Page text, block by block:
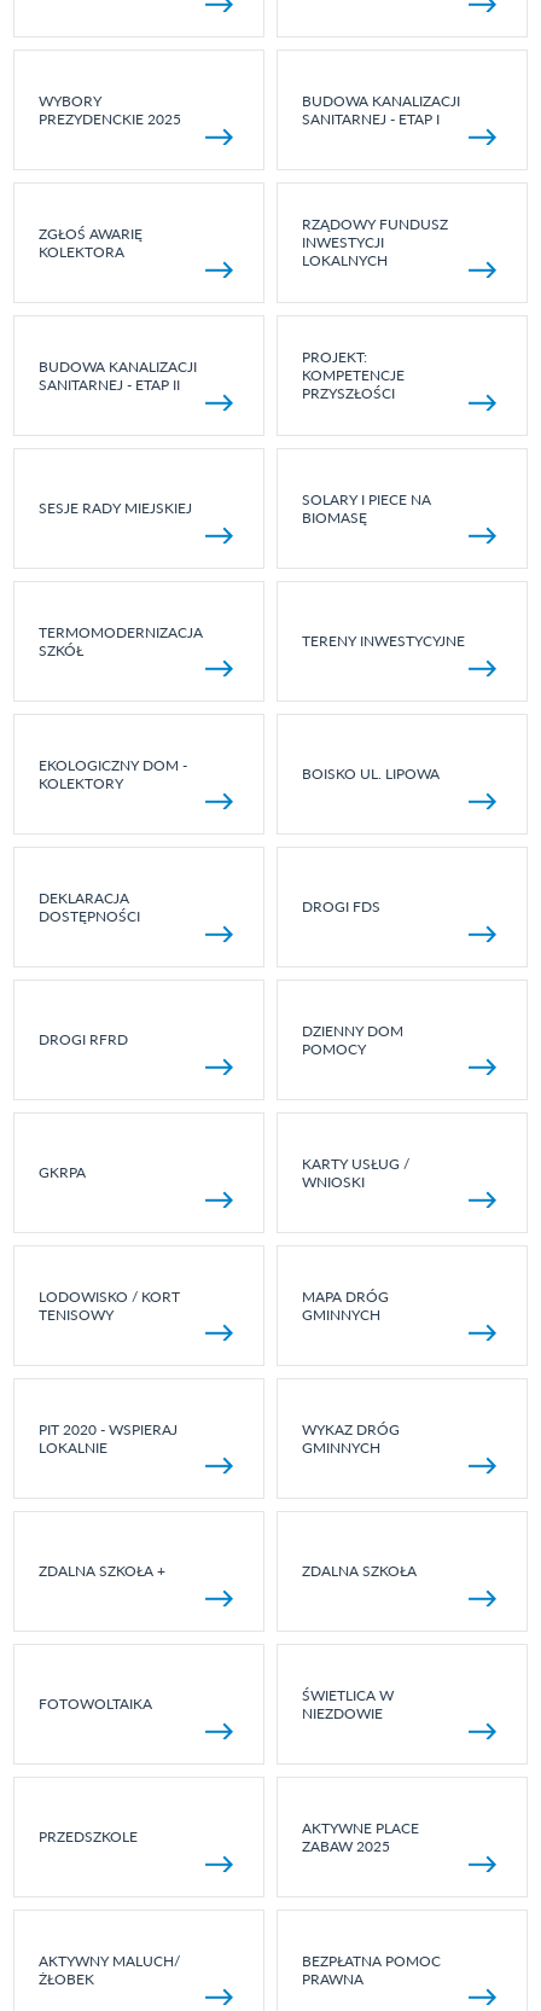
WYBORY
PREZYDENCKIE 2025
BUDOWA KANALIZACJI
SANITARNEJ - ETAP I
ZGŁOŚ AWARIĘ
KOLEKTORA
RZĄDOWY FUNDUSZ
INWESTYCJI
LOKALNYCH
BUDOWA KANALIZACJI
SANITARNEJ - ETAP II
PROJEKT:
KOMPETENCJE
PRZYSZŁOŚCI
SESJE RADY MIEJSKIEJ
SOLARY I PIECE NA
BIOMASĘ
TERMOMODERNIZACJA
SZKÓŁ
TERENY INWESTYCYJNE
EKOLOGICZNY DOM -
KOLEKTORY
BOISKO UL. LIPOWA
DEKLARACJA
DOSTĘPNOŚCI
DROGI FDS
DROGI RFRD
DZIENNY DOM
POMOCY
GKRPA
KARTY USŁUG /
WNIOSKI
LODOWISKO / KORT
TENISOWY
MAPA DRÓG
GMINNYCH
PIT 2020 - WSPIERAJ
LOKALNIE
WYKAZ DRÓG
GMINNYCH
ZDALNA SZKOŁA + ZDALNA SZKOŁA
FOTOWOLTAIKA
ŚWIETLICA W
NIEZDOWIE
PRZEDSZKOLE
AKTYWNE PLACE
ZABAW 2025
AKTYWNY MALUCH/
ŻŁOBEK
BEZPŁATNA POMOC
PRAWNA